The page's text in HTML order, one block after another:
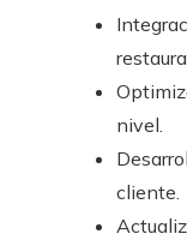
nivel.
cliente.